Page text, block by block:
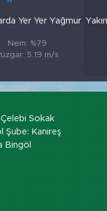
Yer Yer Yağmur
Nem: %79
5.19 m/s
Sokak
Şube: Kanireş
Bingöl